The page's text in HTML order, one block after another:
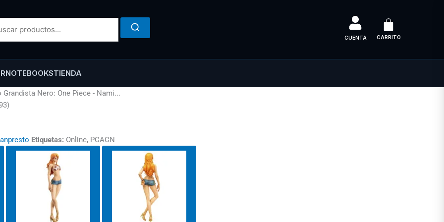
CUENTA CARRITO
NOTEBOOKSTIENDA
Grandista Nero: One Piece - Nami...
Etiquetas: Online, PCACN